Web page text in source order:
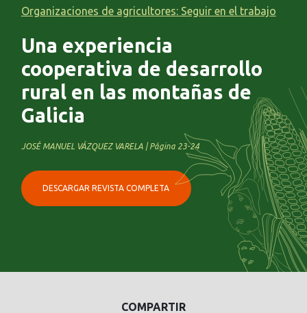
Organizaciones de agricultores: Seguir en el trabajo
Una experiencia
cooperativa de desarrollo
rural en las montañas de
Galicia
JOSÉ MANUEL VÁZQUEZ VARELA | Página 23-24
DESCARGAR REVISTA COMPLETA
COMPARTIR